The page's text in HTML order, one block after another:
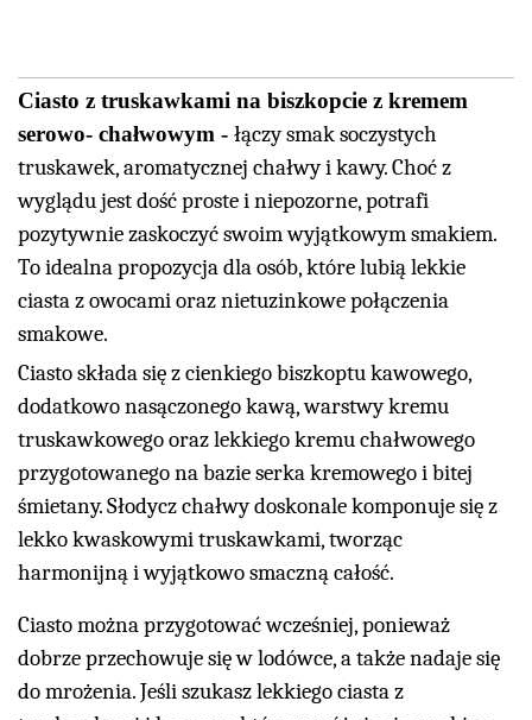
Ciasto z truskawkami na biszkopcie z kremem
serowo- chałwowym
łączy smak soczystych
truskawek, aromatycznej chałwy i kawy. Choć z
wyglądu jest dość proste i niepozorne, potrafi
pozytywnie zaskoczyć swoim wyjątkowym smakiem.
To idealna propozycja dla osób, które lubią lekkie
ciasta z owocami oraz nietuzinkowe połączenia
smakowe.
Ciasto składa się z cienkiego biszkoptu kawowego,
dodatkowo nasączonego kawą, warstwy kremu
truskawkowego oraz lekkiego kremu chałwowego
przygotowanego na bazie serka kremowego i bitej
śmietany. Słodycz chałwy doskonale komponuje się z
lekko kwaskowymi truskawkami, tworząc
harmonijną i wyjątkowo smaczną całość.
Ciasto można przygotować wcześniej, ponieważ
dobrze przechowuje się w lodówce, a także nadaje się
do mrożenia. Jeśli szukasz lekkiego ciasta z